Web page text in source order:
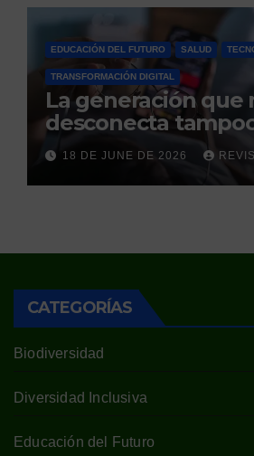
EDUCACIÓN DEL FUTURO SALUD
TRANSFORMACIÓN DIGITAL
La generación que
desconecta
duerme
18 DE JUNE DE 2026
CATEGORÍAS
Biodiversidad
Diversidad Inclusiva
Educación del Futuro